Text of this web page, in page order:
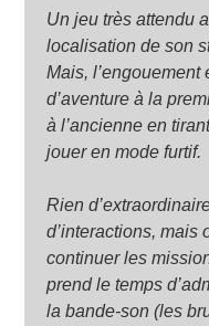
Un jeu très attendu
localisation de son
Mais, l’engouement
d’aventure à la
à l’ancienne en
jouer en mode furtif.
Rien
d’interactions, mais
continuer les
prend le temps
la bande-son (les